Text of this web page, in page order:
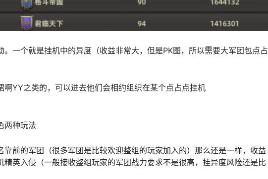
一个就是挂机中的异度（收益非常大，但是PK图，所以需要大军团包点占
YY之类的，可以进去他们会相约组织在某个点占点挂机
两种玩法
前的军团（很多军团是比较欢迎整组的玩家加入的）那么还是一样，收益
英入侵（一般接收整组玩家的军团战力要求不是很高，挂异度风险还是比